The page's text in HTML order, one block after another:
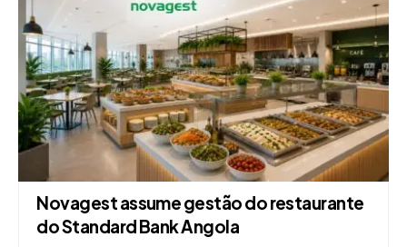
Novagest assume gestão do restaurante
do Standard Bank Angola